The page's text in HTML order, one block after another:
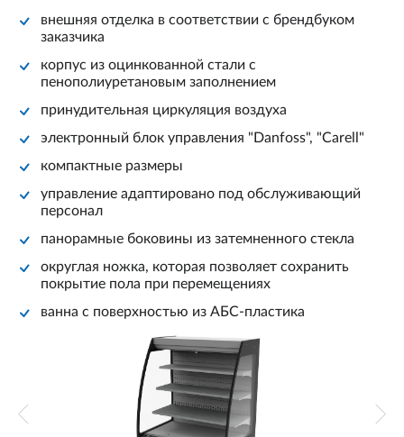
внешняя отделка в соответствии с брендбуком
заказчика
корпус из оцинкованной стали с
пенополиуретановым заполнением
принудительная циркуляция воздуха
электронный блок управления "Danfoss", "Carell"
компактные размеры
управление адаптировано под обслуживающий
персонал
панорамные боковины из затемненного стекла
округлая ножка, которая позволяет сохранить
покрытие пола при перемещениях
ванна с поверхностью из АБС-пластика